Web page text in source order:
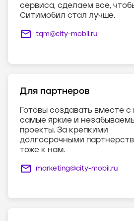
сервиса, сделаем все,
Ситимобил стал лучше.
tqm@city-mobil.ru
Для партнеров
Готовы создавать вместе с
самые яркие и
проекты. За крепкими
долгосрочными
тоже к нам.
marketing@city-mobil.ru